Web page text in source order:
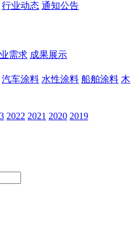
行业动态 通知公告
需求 成果展示
汽车涂料 水性涂料 船舶涂料 木
2022 2021 2020 2019